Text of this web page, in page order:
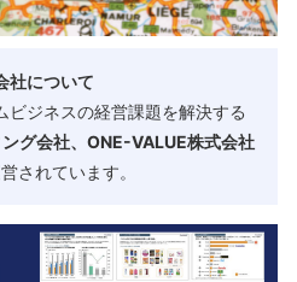
社について
ビジネスの経営課題を解決する
グ会社、ONE-VALUE株式会社
されています。